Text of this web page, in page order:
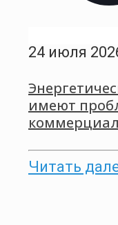
24 июля
имеют
Читать